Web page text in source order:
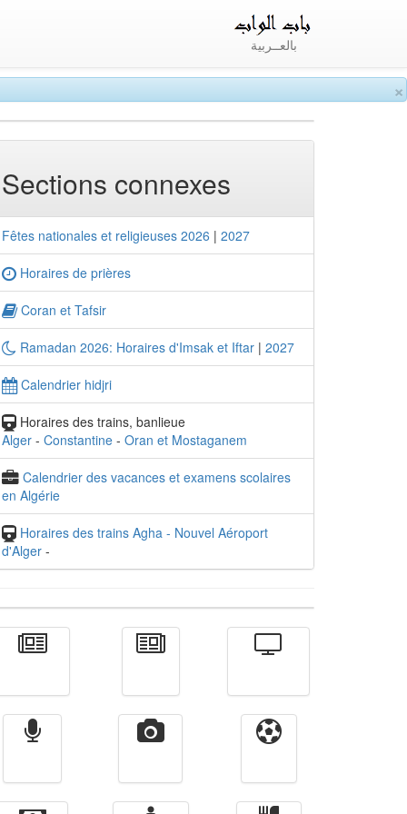
×
بالعــربية
Sections connexes
Fêtes nationales et religieuses 2026 | 2027
Horaires de prières
Coran et Tafsir
Ramadan 2026: Horaires d'Imsak et Iftar | 2027
Calendrier hidjri
Horaires des trains, banlieue
Alger - Constantine - Oran et Mostaganem
Calendrier des vacances et examens scolaires
en Algérie
Horaires des trains Agha - Nouvel Aéroport
d'Alger -